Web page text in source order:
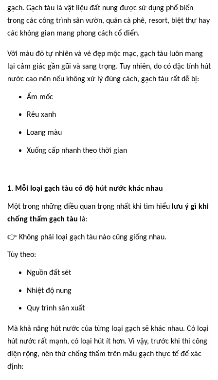
gạch. Gạch tàu là vật liệu đất nung được sử dụng phổ biến
trong các công trình sân vườn, quán cà phê, resort, biệt thự hay
các không gian mang phong cách cổ điển.
Với màu đỏ tự nhiên và vẻ đẹp mộc mạc, gạch tàu luôn mang
lại cảm giác gần gũi và sang trọng. Tuy nhiên, do có đặc tính hút
nước cao nên nếu không xử lý đúng cách, gạch tàu rất dễ bị:
Ẩm mốc
Rêu xanh
Loang màu
Xuống cấp nhanh theo thời gian
1. Mỗi loại gạch tàu có độ hút nước khác nhau
Một trong những điều quan trọng nhất khi tìm hiểu lưu ý gì khi
chống thấm gạch tàu là:
👉 Không phải loại gạch tàu nào cũng giống nhau.
Tùy theo:
Nguồn đất sét
Nhiệt độ nung
Quy trình sản xuất
Mà khả năng hút nước của từng loại gạch sẽ khác nhau. Có loại
hút nước rất mạnh, có loại hút ít hơn. Vì vậy, trước khi thi công
diện rộng, nên thử chống thấm trên mẫu gạch thực tế để xác
định: